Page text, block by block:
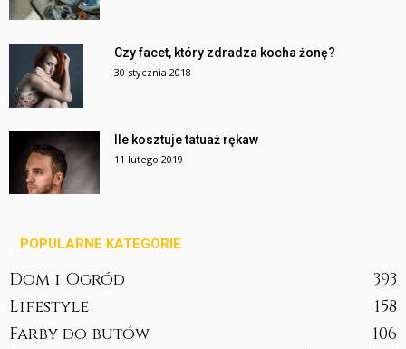
Czy facet, który zdradza kocha żonę?
30 stycznia 2018
Ile kosztuje tatuaż rękaw
11 lutego 2019
POPULARNE KATEGORIE
Dom i Ogród
393
Lifestyle
158
Farby do butów
106